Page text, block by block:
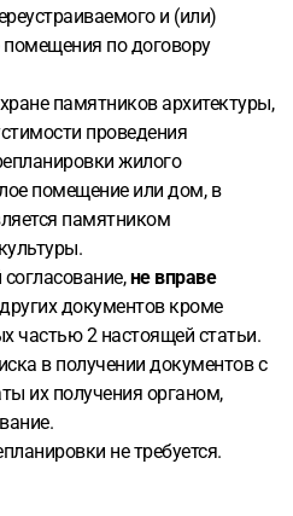
и (или)
по договору
памятников архитектуры,
проведения
жилого
помещение или дом, в
памятником
не вправе
документов кроме
частью 2 настоящей статьи.
в получении документов с
их получения органом,
не требуется.